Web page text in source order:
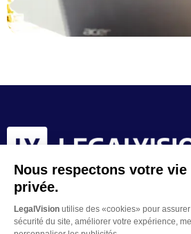
Nous respectons votre vie
privée.
LegalVision utilise des «cookies» pour
sécurité du site, améliorer votre expérience,